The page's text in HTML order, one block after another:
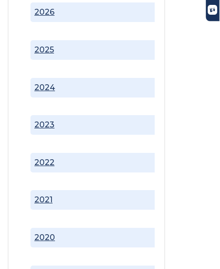
2020
2021
2022
2023
2024
2025
2026